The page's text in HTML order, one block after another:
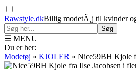
Rawstyle.dkBillig modetÃ¸j til kvinder
Søg
☰ MENU
Du er her:
Modetøj » KJOLER » Nice59BH Kjole